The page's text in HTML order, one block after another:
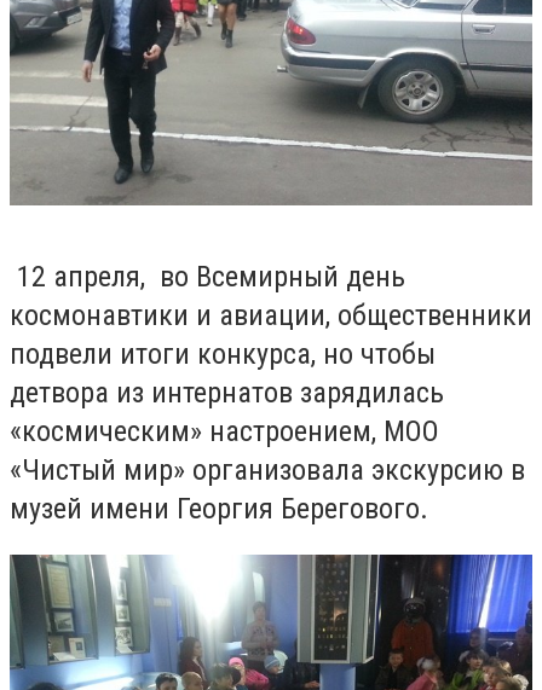
12 апреля, во Всемирный день
космонавтики и авиации, общественники
подвели итоги конкурса, но чтобы
детвора из интернатов зарядилась
«космическим» настроением, МОО
«Чистый мир» организовала экскурсию в
музей имени Георгия Берегового.